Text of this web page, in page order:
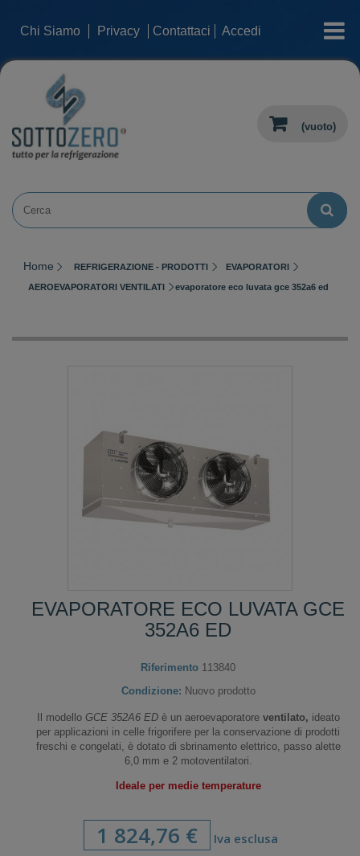
Chi Siamo Privacy Contattaci Accedi categorie
(vuoto)
Home REFRIGERAZIONE - PRODOTTI EVAPORATORI
AEROEVAPORATORI VENTILATI evaporatore eco luvata gce 352a6 ed
EVAPORATORE ECO LUVATA GCE
352A6 ED
Riferimento 113840
Condizione: Nuovo prodotto
Il modelloGCE 352A6 ED è un aeroevaporatore ventilato, ideato
per applicazioni in celle frigorifere per la conservazione di prodotti
freschi e congelati, è dotato di sbrinamento elettrico, passo alette
6,0 mm e 2 motoventilatori.
Ideale per medie temperature
1 824,76 € Iva esclusa